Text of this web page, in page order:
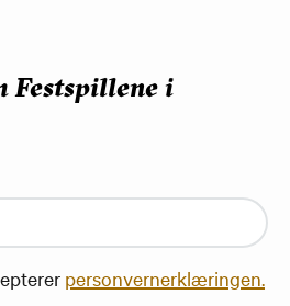
Festspillene i
personvernerklæringen.